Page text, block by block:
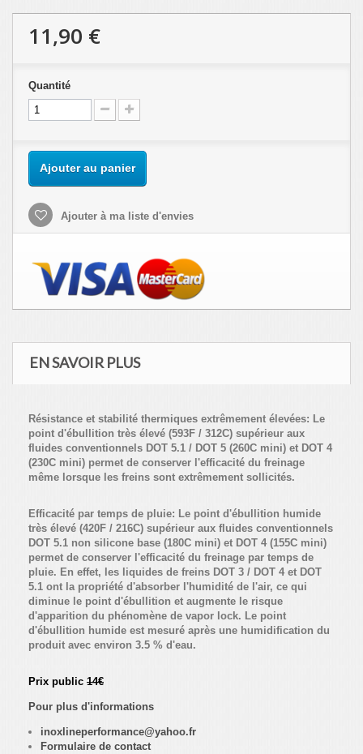
11,90 €
Quantité
Ajouter au panier
Ajouter à ma liste d'envies
EN SAVOIR PLUS
Résistance et stabilité thermiques extrêmement élevées: Le
point d'ébullition très élevé (593F / 312C) supérieur aux
fluides conventionnels DOT 5.1 / DOT 5 (260C mini) et DOT 4
(230C mini) permet de conserver l'efficacité du freinage
même lorsque les freins sont extrêmement sollicités.
Efficacité par temps de pluie: Le point d'ébullition humide
très élevé (420F / 216C) supérieur aux fluides conventionnels
DOT 5.1 non silicone base (180C mini) et DOT 4 (155C mini)
permet de conserver l'efficacité du freinage par temps de
pluie. En effet, les liquides de freins DOT 3 / DOT 4 et DOT
5.1 ont la propriété d'absorber l'humidité de l'air, ce qui
diminue le point d'ébullition et augmente le risque
d'apparition du phénomène de vapor lock. Le point
d'ébullition humide est mesuré après une humidification du
produit avec environ 3.5 % d'eau.
Prix public 14€
Pour plus d'informations
inoxlineperformance@yahoo.fr
Formulaire de contact